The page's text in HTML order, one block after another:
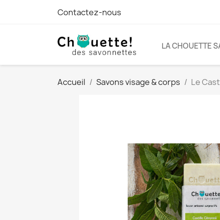
Contactez-nous
LA CHOUETTE
Accueil Savons visage & corps Le